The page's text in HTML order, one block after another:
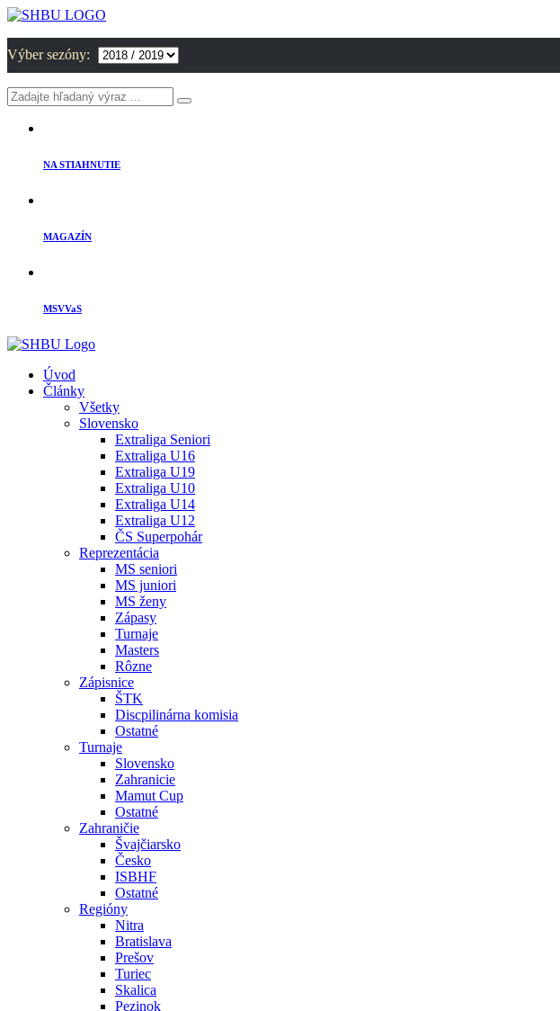
Výber sezóny:
NA STIAHNUTIE
MAGAZÍN
MSVVaS
Úvod
Články
Všetky
Slovensko
Extraliga Seniori
Extraliga U16
Extraliga U19
Extraliga U10
Extraliga U14
Extraliga U12
ČS Superpohár
Reprezentácia
MS seniori
MS juniori
MS ženy
Zápasy
Turnaje
Masters
Rôzne
Zápisnice
ŠTK
Discpilinárna komisia
Ostatné
Turnaje
Slovensko
Zahranicie
Mamut Cup
Ostatné
Zahraničie
Švajčiarsko
Česko
ISBHF
Ostatné
Regióny
Nitra
Bratislava
Prešov
Turiec
Skalica
Pezinok